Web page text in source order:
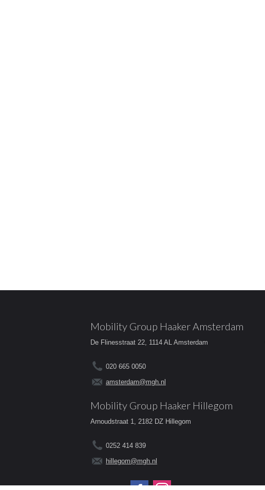
Mobility Group Haaker Amsterdam
De Flinesstraat 22, 1114 AL Amsterdam
020 665 0050
amsterdam@mgh.nl
Mobility Group Haaker Hillegom
Arnoudstraat 1, 2182 DZ Hillegom
0252 414 839
hillegom@mgh.nl
Volg ons op: